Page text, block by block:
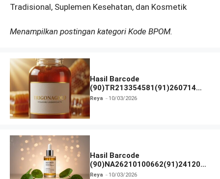
Tradisional, Suplemen Kesehatan, dan Kosmetik
Menampilkan postingan kategori Kode BPOM.
Hasil Barcode
(90)TR213354581(91)260714
dan Izin BPOM
Reya 10/03/2026
Hasil Barcode
(90)NA26210100662(91)241203
dan Izin BPOM
Reya 10/03/2026